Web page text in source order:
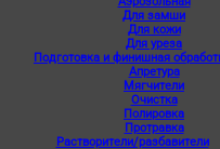
Для замши
Для кожи
Для уреза
Подготовка и финишная
Апретура
Мягчители
Очистка
Полировка
Протравка
Растворители/разбавители